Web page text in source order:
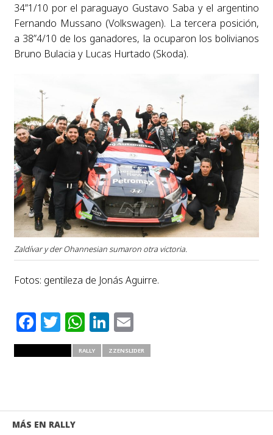
34”1/10 por el paraguayo Gustavo Saba y el argentino
Fernando Mussano (Volkswagen). La tercera posición,
a 38”4/10 de los ganadores, la ocuparon los bolivianos
Bruno Bulacia y Lucas Hurtado (Skoda).
Zaldívar y der Ohannesian sumaron otra victoria.
Fotos: gentileza de Jonás Aguirre.
Facebook
Twitter
WhatsApp
LinkedIn
Email
RALLY ZZENSLIDER
MÁS EN RALLY